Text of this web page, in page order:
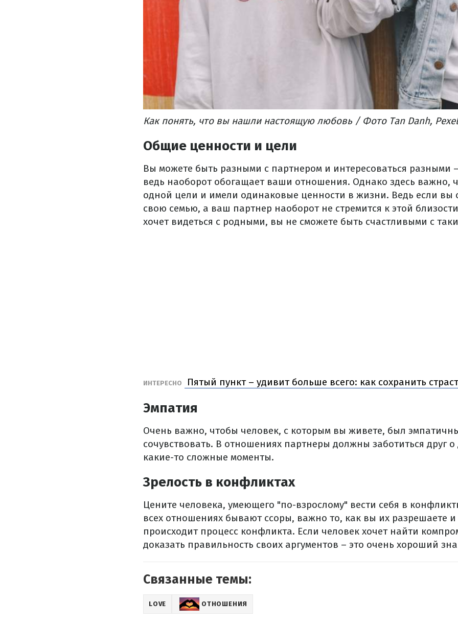
Как понять, что вы нашли настоящую любовь / Фото Tan Danh,
Общие ценности и цели
Вы можете быть разными с партнером и интересоваться разными
ведь наоборот обогащает ваши отношения. Однако здесь важно,
одной цели и имели одинаковые ценности в жизни. Ведь если вы
свою семью, а ваш партнер наоборот не стремится к этой
хочет видеться с родными, вы не сможете быть счастливыми с
ИНТЕРЕСНО Пятый пункт – удивит больше всего: как сохранить
Эмпатия
Очень важно, чтобы человек, с которым вы живете, был
сочувствовать. В отношениях партнеры должны заботиться друг о
какие-то сложные моменты.
Зрелость в конфликтах
Цените человека, умеющего "по-взрослому" вести себя в
всех отношениях бывают ссоры, важно то, как вы их разрешаете
происходит процесс конфликта. Если человек хочет найти
доказать правильность своих аргументов – это очень хороший
Связанные темы:
LOVE ОТНОШЕНИЯ